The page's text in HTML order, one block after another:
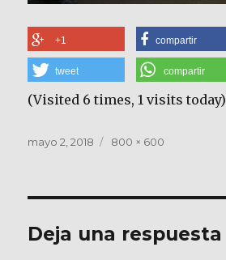
+1 compartir
tweet compartir
(Visited 6 times, 1 visits today)
Publicado
mayo 2, 2018
Tamaño
800 × 600
Deja una respuesta